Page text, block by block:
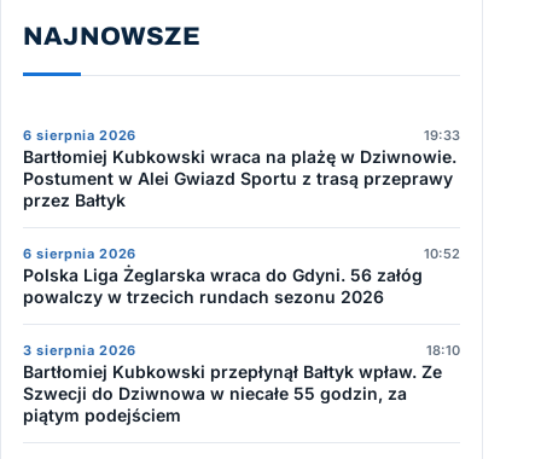
NAJNOWSZE
6 sierpnia 2026 19:33
Bartłomiej Kubkowski wraca na plażę w Dziwnowie.
Postument w Alei Gwiazd Sportu z trasą przeprawy
przez Bałtyk
6 sierpnia 2026 10:52
Polska Liga Żeglarska wraca do Gdyni. 56 załóg
powalczy w trzecich rundach sezonu 2026
3 sierpnia 2026 18:10
Bartłomiej Kubkowski przepłynął Bałtyk wpław. Ze
Szwecji do Dziwnowa w niecałe 55 godzin, za
piątym podejściem